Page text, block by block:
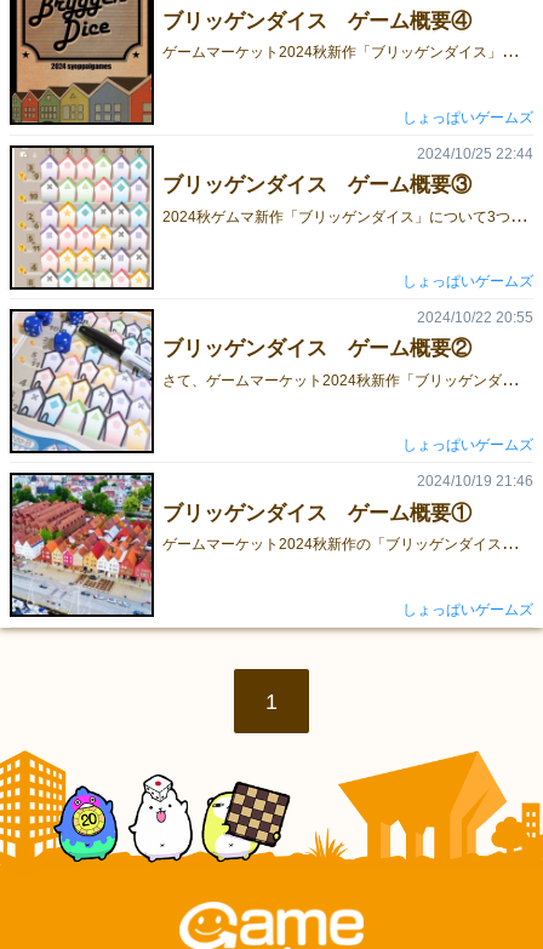
ブリッゲンダイス ゲーム概要④
ゲ
ームマーケット2024秋新作「ブリッゲンダイス」について、 これまでゲームの背景、システム、プレイヤーの目標までを説明しました。今回はこのゲームでの、プレイヤー間のやりとり（インタラクション）まわりの要素についてお話します。 このゲームの個人ボードにはこの様な場所があります。 この場所は「貿易事務所」という場所です。あまり貿易感とか事務所が有りませんが、わかりやすさを優先しました。ご容赦下さい。 このゲームはダイス4つの「分け方」が重要です。 個人ボードには「7」の横列がありませんので、例えば「3・4・6・2」というダイスの出目だった場合手番プレイヤーが「6・2」「3」「4」と組み合わせを作った場合自分は「8」の横列の「3」「4」の2つに建物の建設が出来ますが、その後反転した場合「3・4」「6」「2」という組み合わせになります。 繰り返しになりますが個人ボードに「7」の横列は無く、建設できる場所がないため、手番以外のプレイヤーは建設が出来ません。 つまり、反転させると「7」を作れるようにダイスを組み分ければ相手プレイヤーの建設を遅れさせる事が出来ます。 しかし、その結果作られた組み合わせは手番プレイヤーにとって必要な出目なのか？という葛藤も生みます。 そして他プレイヤーには建設できない代わりに、この貿易事務所があるわけです。ざんねん賞みたいなものですね。 この貿易事務所は、手番で使用すると「ダイスの振りなおし」「ダイス出目の±1」を行うことが出来ます。これらは、このゲームでダイスの出目を変えることができる唯一の方法になります。 実際に遊んでみると、ゲーム後半になればなるほど割と誰もが「この出目が欲しい！」という局面に出くわします。 貿易事務所は、序盤に出遅れたとしても後半、あなたが戦略を発揮し効率よく巻き返す為の強力な武器となるでしょう。 また、使わなかった場合にはゲーム終了時にわずかですが点数にもなります。戦略に自信のないプレイヤーは無理して使わなくても、一応無駄にはなりません。
しょっぱいゲームズ
ブリッゲンダイス ゲーム概要③
2
024秋ゲムマ新作「ブリッゲンダイス」について3つ目の記事です。 これまで、①ゲームの背景、②ゲームのシステム、についてお話しました。 今回はゲームの「目標」についてです。 このゲームは「街を作る」のが目的です。では、どうやったら街が完成するのか？ 答えは個人ボードにあります。 個人ボードには縦・横で6列ずつ建物があります。また、建物にはそれぞれ色（記号）が割り振ってあり、それも6種類あります。 「街が完成」するのは自分の個人ボード上で、この縦列・横列・色のグループのいずれかが全て建設された時です。 縦と横を全て埋める……この辺は【ビンゴ】を思い浮かべてもらえれば手っ取り早いですね。このゲームにおいては、さらに色のビンゴもあります。 そしてこのビンゴは早取りです。同じ列や色でも、いち早く完成させたプレイヤーに高得点が与えられます。 説明書などで「手番プレイヤーが建設してから他プレイヤーが建設する」と細かく書いているのはこの辺の順序に【早取り】が絡んでくるからです。 では、ゲームはいつ終わるのか？です。 条件は2つあります。1つ目は「街の完成（要するにビンゴ）がプレイヤー人数＋1回宣言されたら」です。3人でゲームを遊んでいるなら4回「街の完成（ビンゴ）」が宣言されたらゲームは終了し、点数計算をします。 2つ目の条件にクセがあります。「個人ボードで斜め6つを建設した（いわゆる斜めビンゴ）」瞬間にゲームは終わります。この場合は、斜めビンゴを達成したプレイヤーが得点を無視して、即座に勝利します。 縦横色を揃えて高得点を狙うか、斜めで他プレイヤーを出し抜くか、ダイスの運と戦略の間で悩ましいですね。
2024/10/25 22:44
しょっぱいゲームズ
ブリッゲンダイス ゲーム概要②
さ
て、ゲームマーケット2024秋新作「ブリッゲンダイス」の紹介第二弾です。 このゲームは火災に遭ったブリッゲンの街をダイスを使って建物を建てて誰よりもいち早く復興させるのが目的です。 手番ではダイスを４つ振ります。そしてそのダイスを好きな組み合わせで「2個・1個・1個」に分けます。変わってますね。 そしてこのダイスの分け方がこのゲームのポイントの1つです。このゲームはダイスを使って建物を建てるゲームなのですが、まず、2個に分けたダイスの合計値は個人ボードの横列の座標を指定します。そして、1個に分けたダイスはそれぞれ個人ボードの縦列の座標を指定するのです。 例えばダイスを4つ振って出目は「3・5・1・6」だったとします。これを手番プレイヤーは「56・3・1」と分けました。すると手番プレイヤーは「5+6＝11」の横列、そして1と3の縦列の交点に建物を最大2軒建てることが出来ます。 手番プレイヤーが建物を建てた後、このダイスの組み合わせを「反転」させます。先程の例でいうと「31・5・6」となります。手番プレイヤー【以外】のプレイヤーは上記の法則で3+1＝4の横列、そして5もしくは6の縦列の交点に最大1軒の建物を建てるのです。 手番では手番プレイヤーが最大2軒、他プレイヤーは最大1軒建物を建設できるわけです。 やってみると大したことないんですが、あまり他に似たシステムのゲームが無いため、まどろっこしい説明になってしまっております。でも、一度やればルールは簡単です。
2024/10/22 20:55
しょっぱいゲームズ
ブリッゲンダイス ゲーム概要①
ゲ
ームマーケット2024秋新作の「ブリッゲンダイス」について、紹介していきます。 ①そもそも「ブリッゲン」ってなに？ …ブリッゲンはノルウェーにある地区の名前です。かつてハンザ同盟の影響下にあったドイツ人街に作られたカラフルな木造建築の倉庫群が今も観光客の目を引きます。 現在は様々なお店や宿舎として機能しているようですね。YouTubeなどで訪問している動画がお手軽に観られます。いい時代です。 大変風光明媚な街ですね。1979年には世界遺産に選ばれています。 しかし木造建築ゆえにたびたび火災に遭っているようです。 このブリッゲンダイスは、この倉庫群の街を作る事をテーマにしたボードゲームです。
2024/10/19 21:46
しょっぱいゲームズ
1